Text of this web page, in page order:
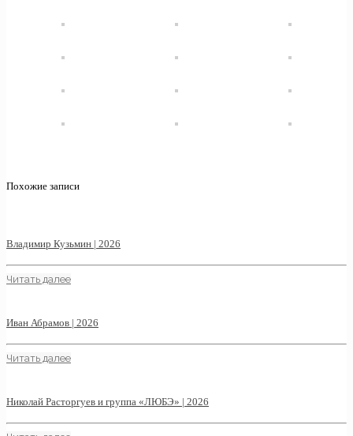
Похожие записи
Владимир Кузьмин | 2026
Читать далее
Иван Абрамов | 2026
Читать далее
Николай Расторгуев и группа «ЛЮБЭ» | 2026